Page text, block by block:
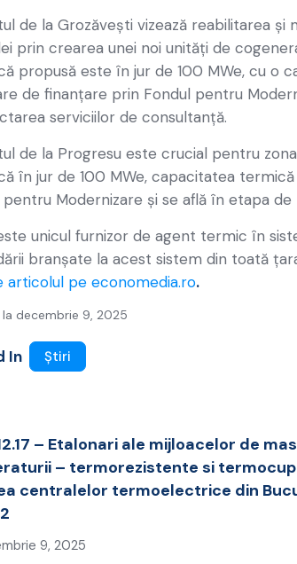
de la Grozăvești vizează reabilitarea
prin crearea unei noi unități de
propusă este în jur de 100 MWe, cu o
de finanțare prin Fondul pentru
serviciilor de consultanță.
de la Progresu este crucial pentru
în jur de 100 MWe, capacitatea
pentru Modernizare și se află în etapa
unicul furnizor de agent termic în
branşate la acest sistem din toată
articolul pe economedia.ro.
decembrie 9, 2025
In Știri
– Etalonari ale mijloacelor de
– termorezistente si
centralelor termoelectrice din
9, 2025